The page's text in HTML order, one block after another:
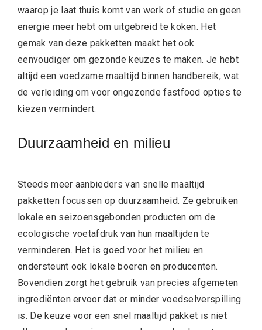
waarop je laat thuis komt van werk of studie en geen
energie meer hebt om uitgebreid te koken. Het
gemak van deze pakketten maakt het ook
eenvoudiger om gezonde keuzes te maken. Je hebt
altijd een voedzame maaltijd binnen handbereik, wat
de verleiding om voor ongezonde fastfood opties te
kiezen vermindert.
Duurzaamheid en milieu
Steeds meer aanbieders van snelle maaltijd
pakketten focussen op duurzaamheid. Ze gebruiken
lokale en seizoensgebonden producten om de
ecologische voetafdruk van hun maaltijden te
verminderen. Het is goed voor het milieu en
ondersteunt ook lokale boeren en producenten.
Bovendien zorgt het gebruik van precies afgemeten
ingrediënten ervoor dat er minder voedselverspilling
is. De keuze voor een snel maaltijd pakket is niet